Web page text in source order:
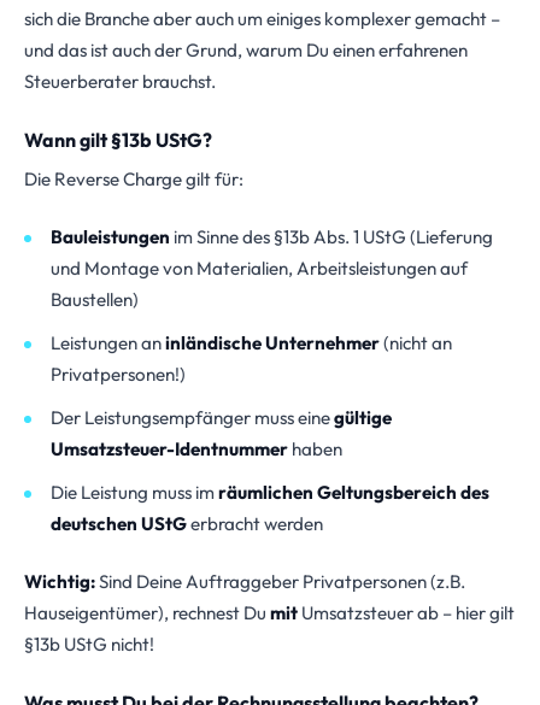
sich die Branche aber auch um einiges komplexer gemacht –
und das ist auch der Grund, warum Du einen erfahrenen
Steuerberater brauchst.
Wann gilt §13b UStG?
Die Reverse Charge gilt für:
Bauleistungen im Sinne des §13b Abs. 1 UStG (Lieferung
und Montage von Materialien, Arbeitsleistungen auf
Baustellen)
Leistungen aninländische Unternehmer(nicht an
Privatpersonen!)
Der Leistungsempfänger muss einegültige
Umsatzsteuer-Identnummer haben
Die Leistung muss imräumlichen Geltungsbereich des
deutschen UStGerbracht werden
Wichtig:Sind Deine Auftraggeber Privatpersonen (z.B.
Hauseigentümer), rechnest Du mit Umsatzsteuer ab – hier gilt
§13b UStG nicht!